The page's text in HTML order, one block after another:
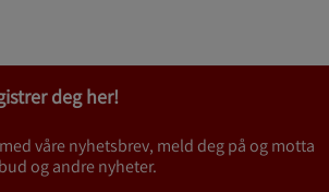
deg her!
våre nyhetsbrev, meld deg på og motta
og andre nyheter.